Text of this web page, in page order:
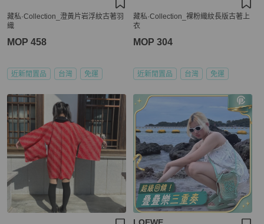
藏私·Collection_澄黃片岩浮紋古著羽
織
MOP 458
近新閒置品 台灣 免運
藏私·Collection_裸粉織紋長版古著上
衣
MOP 304
近新閒置品 台灣 免運